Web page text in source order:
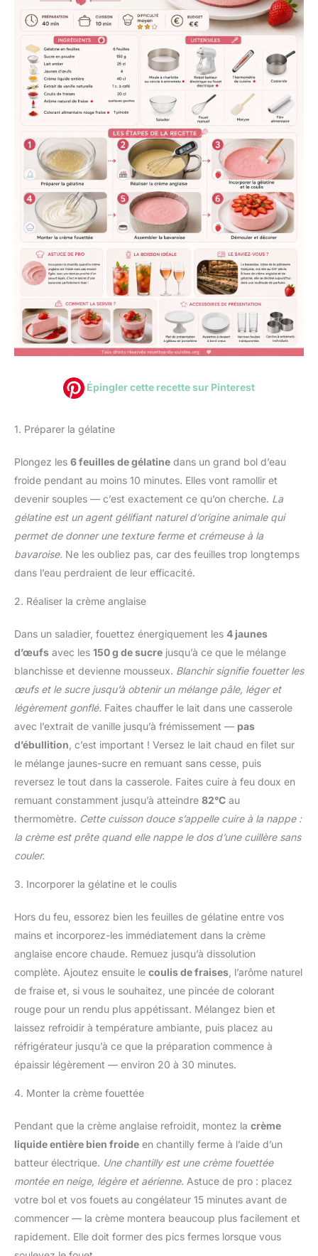
Épingler cette recette sur Pinterest
1. Préparer la gélatine
Plongez les 6 feuilles de gélatine dans un grand bol d’eau
froide pendant au moins 10 minutes. Elles vont ramollir et
devenir souples — c’est exactement ce qu’on cherche. La
gélatine est un agent gélifiant naturel d’origine animale qui
permet de donner une texture ferme et crémeuse à la
bavaroise. Ne les oubliez pas, car des feuilles trop longtemps
dans l’eau perdraient de leur efficacité.
2. Réaliser la crème anglaise
Dans un saladier, fouettez énergiquement les 4 jaunes
d’œufs avec les 150 g de sucre jusqu’à ce que le mélange
blanchisse et devienne mousseux. Blanchir signifie fouetter les
œufs et le sucre jusqu’à obtenir un mélange pâle, léger et
légèrement gonflé. Faites chauffer le lait dans une casserole
avec l’extrait de vanille jusqu’à frémissement — pas
d’ébullition , c’est important ! Versez le lait chaud en filet sur
le mélange jaunes-sucre en remuant sans cesse, puis
reversez le tout dans la casserole. Faites cuire à feu doux en
remuant constamment jusqu’à atteindre 82°C au
thermomètre. Cette cuisson douce s’appelle cuire à la nappe :
la crème est prête quand elle nappe le dos d’une cuillère sans
couler.
3. Incorporer la gélatine et le coulis
Hors du feu, essorez bien les feuilles de gélatine entre vos
mains et incorporez-les immédiatement dans la crème
anglaise encore chaude. Remuez jusqu’à dissolution
complète. Ajoutez ensuite le coulis de fraises , l’arôme naturel
de fraise et, si vous le souhaitez, une pincée de colorant
rouge pour un rendu plus appétissant. Mélangez bien et
laissez refroidir à température ambiante, puis placez au
réfrigérateur jusqu’à ce que la préparation commence à
épaissir légèrement — environ 20 à 30 minutes.
4. Monter la crème fouettée
Pendant que la crème anglaise refroidit, montez la crème
liquide entière bien froide en chantilly ferme à l’aide d’un
batteur électrique. Une chantilly est une crème fouettée
montée en neige, légère et aérienne. Astuce de pro : placez
votre bol et vos fouets au congélateur 15 minutes avant de
commencer — la crème montera beaucoup plus facilement et
rapidement. Elle doit former des pics fermes lorsque vous